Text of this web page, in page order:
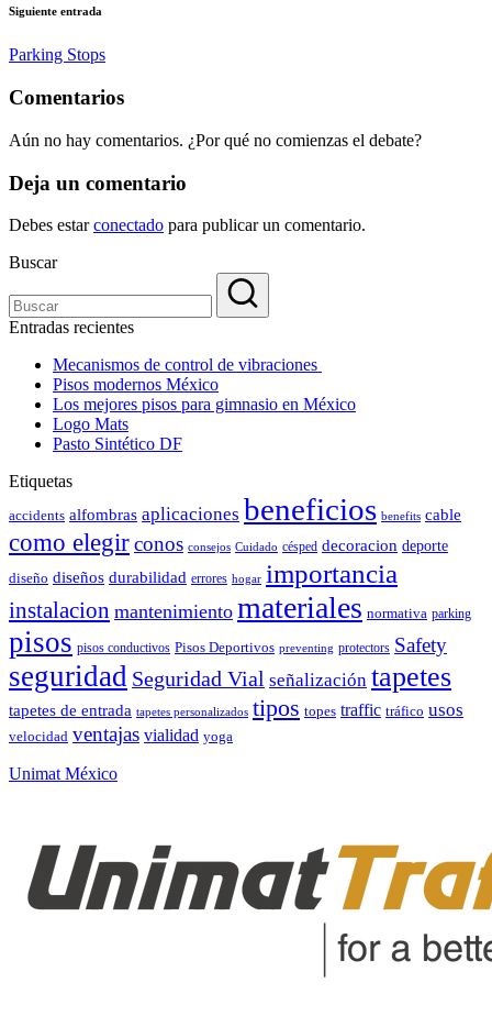
Siguiente entrada
Parking Stops
Comentarios
Aún no hay comentarios. ¿Por qué no comienzas el debate?
Deja un comentario
Debes estarconectado para publicar un comentario.
Buscar
Entradas recientes
Mecanismos de control de vibraciones
Pisos modernos México
Los mejores pisos para gimnasio en México
Logo Mats
Pasto Sintético DF
Etiquetas
accidents alfombras aplicaciones beneficios benefits cable
como elegirconos consejos Cuidado césped decoracion deporte
diseño diseños durabilidad errores hogar importancia
instalacion mantenimiento materiales normativa parking
pisos pisos conductivos Pisos Deportivos preventing protectors Safety
seguridad Seguridad Vial señalización tapetes
tapetes de entrada tapetes personalizados tipos topes traffic tráfico usos
velocidad ventajas vialidad yoga
Unimat México